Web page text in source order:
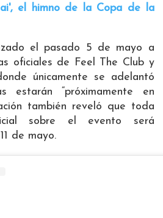
el himno de la Copa de la
el pasado 5 de mayo a
oficiales de Feel The Club y
únicamente se adelantó
estarán “próximamente en
también reveló que toda
sobre el evento será
de mayo.